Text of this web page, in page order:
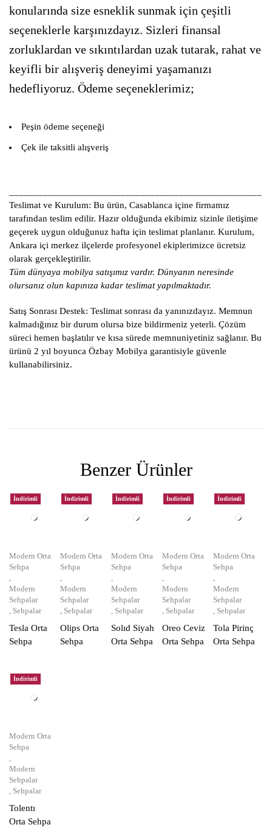
konularında size esneklik sunmak için çeşitli
seçeneklerle karşınızdayız. Sizleri finansal
zorluklardan ve sıkıntılardan uzak tutarak, rahat ve
keyifli bir alışveriş deneyimi yaşamanızı
hedefliyoruz. Ödeme seçeneklerimiz;
Peşin ödeme seçeneği
Çek ile taksitli alışveriş
Teslimat ve Kurulum: Bu ürün, Casablanca içine firmamız
tarafından teslim edilir. Hazır olduğunda ekibimiz sizinle iletişime
geçerek uygun olduğunuz hafta için teslimat planlanır. Kurulum,
Ankara içi merkez ilçelerde profesyonel ekiplerimizce ücretsiz
olarak gerçekleştirilir.
Tüm dünyaya mobilya satışımız vardır. Dünyanın neresinde
olursanız olun kapınıza kadar teslimat yapılmaktadır.
Satış Sonrası Destek: Teslimat sonrası da yanınızdayız. Memnun
kalmadığınız bir durum olursa bize bildirmeniz yeterli. Çözüm
süreci hemen başlatılır ve kısa sürede memnuniyetiniz sağlanır. Bu
ürünü 2 yıl boyunca Özbay Mobilya garantisiyle güvenle
kullanabilirsiniz.
Benzer Ürünler
İndirimli
Modern Orta
Sehpa
,
Modern
Sehpalar
, Sehpalar
Tesla Orta
Sehpa
İndirimli
Modern Orta
Sehpa
,
Modern
Sehpalar
, Sehpalar
Olips Orta
Sehpa
İndirimli
Modern Orta
Sehpa
,
Modern
Sehpalar
, Sehpalar
Solıd Siyah
Orta Sehpa
İndirimli
Modern Orta
Sehpa
,
Modern
Sehpalar
, Sehpalar
Oreo Ceviz
Orta Sehpa
İndirimli
Modern Orta
Sehpa
,
Modern
Sehpalar
, Sehpalar
Tola Pirinç
Orta Sehpa
İndirimli
Modern Orta
Sehpa
,
Modern
Sehpalar
, Sehpalar
Tolentı
Orta Sehpa